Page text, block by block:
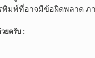
พิมพ์ที่อาจมีข้อผิดพลาด
ยครับ :